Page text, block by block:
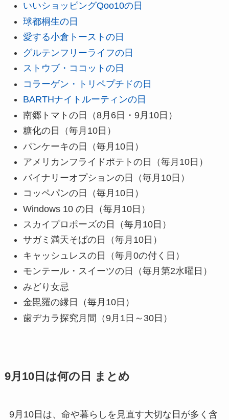
いいショッピングQoo10の日
球都桐生の日
愛する小倉トーストの日
グルテンフリーライフの日
ストウブ・ココットの日
コラーゲン・トリペプチドの日
BARTHナイトルーティンの日
南郷トマトの日（8月6日・9月10日）
糖化の日（毎月10日）
パンケーキの日（毎月10日）
アメリカンフライドポテトの日（毎月10日）
バイナリーオプションの日（毎月10日）
コッペパンの日（毎月10日）
Windows 10 の日（毎月10日）
スカイプロポーズの日（毎月10日）
サガミ満天そばの日（毎月10日）
キャッシュレスの日（毎月0の付く日）
モンテール・スイーツの日（毎月第2水曜日）
みどり女忌
金毘羅の縁日（毎月10日）
歯ヂカラ探究月間（9月1日～30日）
9月10日は何の日 まとめ
9月10日は、命や暮らしを見直す大切な日が多く含